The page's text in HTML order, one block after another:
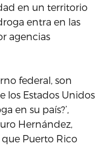
en un territorio
entra en las
agencias
federal, son
los Estados Unidos
en su país?’,
Hernández,
Puerto Rico